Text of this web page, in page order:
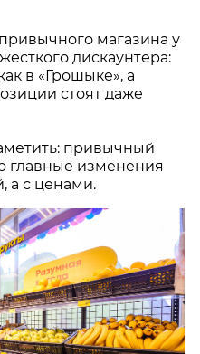
магазина у
дискаунтера:
в «Грошыке», а
стоят даже
привычный
главные изменения
а с ценами.